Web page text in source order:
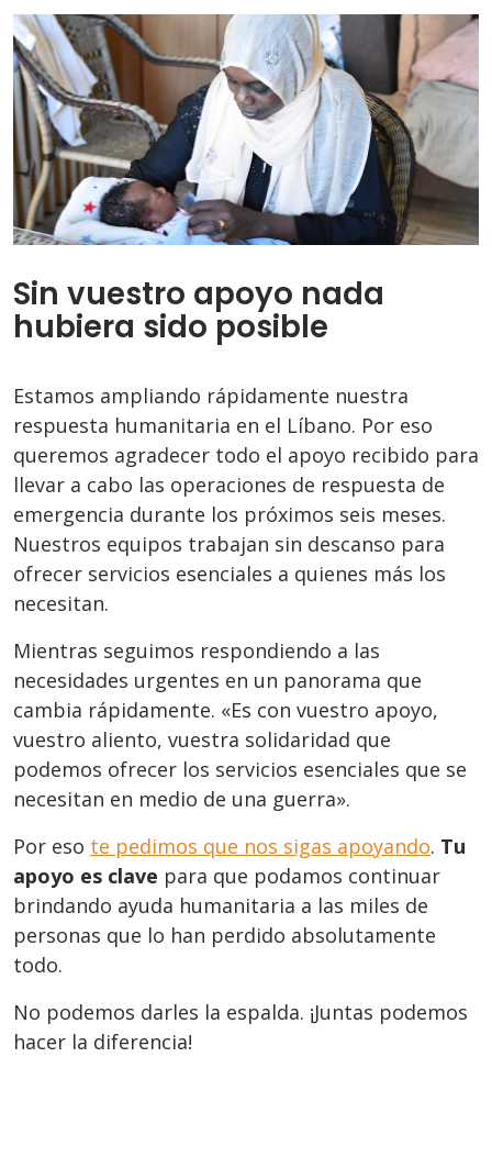
Sin vuestro apoyo nada
hubiera sido posible
Estamos ampliando rápidamente nuestra
respuesta humanitaria en el Líbano. Por eso
queremos agradecer todo el apoyo recibido para
llevar a cabo las operaciones de respuesta de
emergencia durante los próximos seis meses.
Nuestros equipos trabajan sin descanso para
ofrecer servicios esenciales a quienes más los
necesitan.
Mientras seguimos respondiendo a las
necesidades urgentes en un panorama que
cambia rápidamente. «Es con vuestro apoyo,
vuestro aliento, vuestra solidaridad que
podemos ofrecer los servicios esenciales que se
necesitan en medio de una guerra».
Por eso te pedimos que nos sigas apoyando. Tu
apoyo es clave para que podamos continuar
brindando ayuda humanitaria a las miles de
personas que lo han perdido absolutamente
todo.
No podemos darles la espalda. ¡Juntas podemos
hacer la diferencia!